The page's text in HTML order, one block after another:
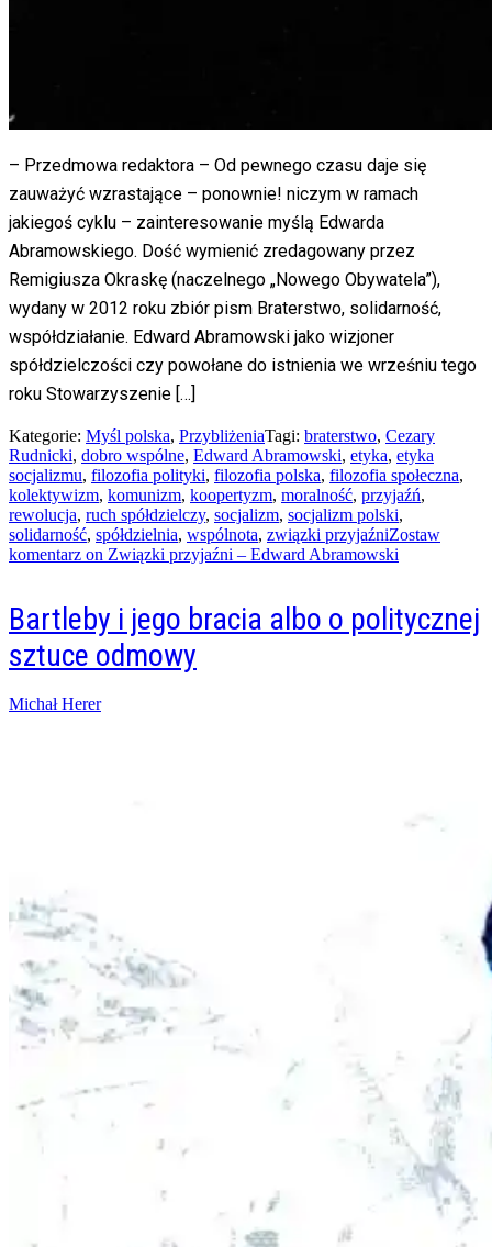
– Przedmowa redaktora – Od pewnego czasu daje się
zauważyć wzrastające – ponownie! niczym w ramach
jakiegoś cyklu – zainteresowanie myślą Edwarda
Abramowskiego. Dość wymienić zredagowany przez
Remigiusza Okraskę (naczelnego „Nowego Obywatela”),
wydany w 2012 roku zbiór pism Braterstwo, solidarność,
współdziałanie. Edward Abramowski jako wizjoner
spółdzielczości czy powołane do istnienia we wrześniu tego
roku Stowarzyszenie […]
Kategorie: Myśl polska, PrzybliżeniaTagi: braterstwo, Cezary
Rudnicki, dobro wspólne, Edward Abramowski, etyka, etyka
socjalizmu, filozofia polityki, filozofia polska, filozofia społeczna,
kolektywizm, komunizm, koopertyzm, moralność, przyjaźń,
rewolucja, ruch spółdzielczy, socjalizm, socjalizm polski,
solidarność, spółdzielnia, wspólnota, związki przyjaźniZostaw
komentarz on Związki przyjaźni – Edward Abramowski
Bartleby i jego bracia albo o politycznej
sztuce odmowy
Posted
Michał Herer